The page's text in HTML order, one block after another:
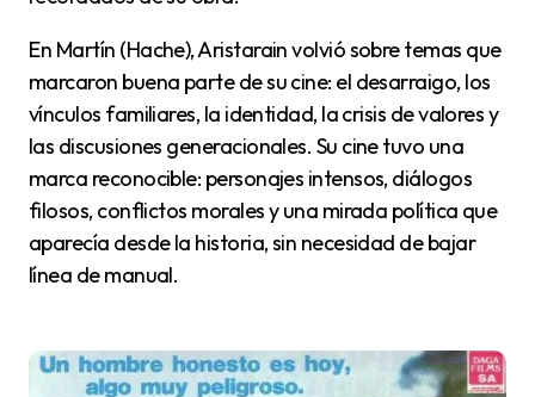
En Martín (Hache), Aristarain volvió sobre temas que
marcaron buena parte de su cine: el desarraigo, los
vínculos familiares, la identidad, la crisis de valores y
las discusiones generacionales. Su cine tuvo una
marca reconocible: personajes intensos, diálogos
filosos, conflictos morales y una mirada política que
aparecía desde la historia, sin necesidad de bajar
línea de manual.